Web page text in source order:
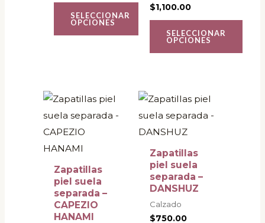
SELECCIONAR
OPCIONES
$1,100.00
SELECCIONAR
OPCIONES
elegir
en
página
Zapatillas
piel suela
separada –
CAPEZIO
HANAMI
Este
producto
tiene
múltiples
variantes.
Las
opciones
se
Zapatillas
piel suela
separada –
DANSHUZ
Calzado
$750.00
Este
producto
tiene
múltiples
variantes.
Las
se